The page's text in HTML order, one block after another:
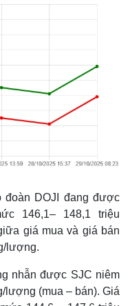
đoàn DOJI đang được
146,1– 148,1 triệu
giá mua và giá bán
lượng.
nhẫn được SJC niêm
lượng (mua – bán). Giá